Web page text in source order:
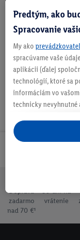
Podrobnosti o
Doprava
zadarmo
nad 70 €¹
30 dní na
vrátenie
Predtým, ako
Spracovanie
My ako
spracúvame vaše
aplikácii (ďalej
technológií, ktoré sa
informáciám vo
technicky nevyhnutné
personalizovanú
ste účastníkom
aj údaje z vášho
následne si vytvoríte
tiež vytvoriť
ktorú tam uvediete,